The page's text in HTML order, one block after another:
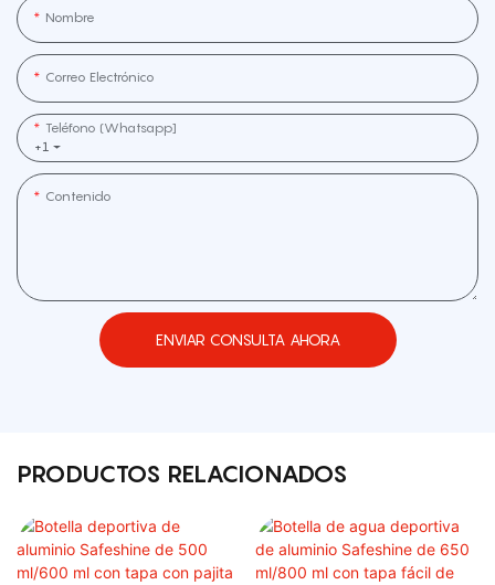
Nombre
Correo Electrónico
+1
Teléfono (whatsapp]
Contenido
ENVIAR CONSULTA AHORA
PRODUCTOS RELACIONADOS